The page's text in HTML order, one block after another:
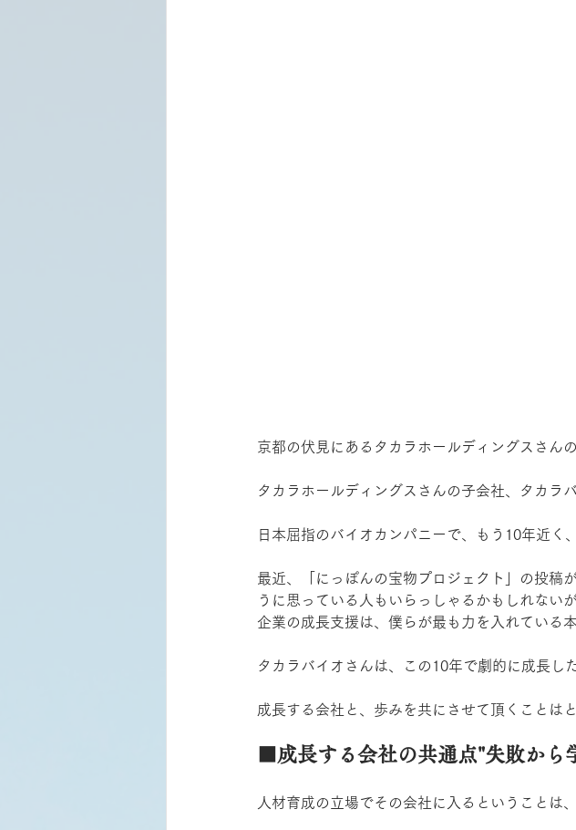
京都の伏見にあるタカラホールディングスさん
タカラホールディングスさんの子会社、タカラ
日本屈指のバイオカンパニーで、もう10年近く
最近、「にっぽんの宝物プロジェクト」の投稿
うに思っている人もいらっしゃるかもしれないが
企業の成長支援は、僕らが最も力を入れている
タカラバイオさんは、この10年で劇的に成長した
成長する会社と、歩みを共にさせて頂くことは
■成長する会社の共通点"失敗から
人材育成の立場でその会社に入るということは